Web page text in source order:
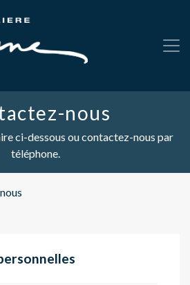
nous
ci-dessous ou contactez-nous par
téléphone.